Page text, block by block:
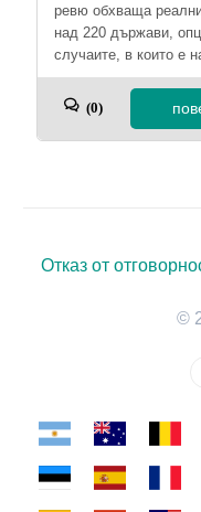
ревю обхваща
над 220 държави,
случаите, в които е
(0)
Отказ от
©